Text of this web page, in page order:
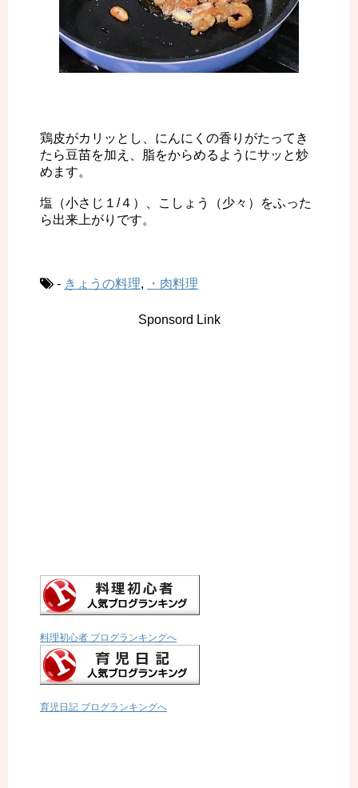
鶏皮がカリッとし、にんにくの香りがたってき
たら豆苗を加え、脂をからめるようにサッと炒
めます。
塩（小さじ１/４）、こしょう（少々）をふった
ら出来上がりです。
- きょうの料理, ・肉料理
Sponsord Link
料理初心者 ブログランキングへ
育児日記 ブログランキングへ